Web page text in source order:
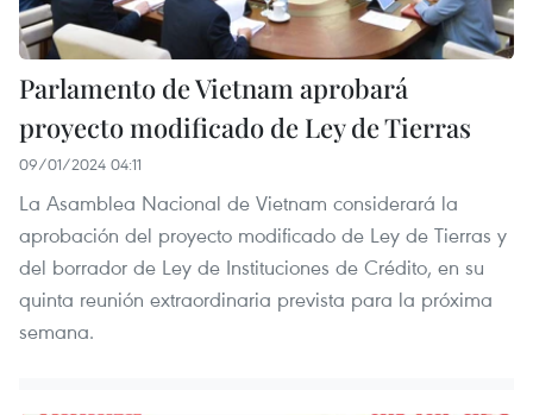
Parlamento de Vietnam aprobará
proyecto modificado de Ley de Tierras
09/01/2024 04:11
La Asamblea Nacional de Vietnam considerará la
aprobación del proyecto modificado de Ley de Tierras y
del borrador de Ley de Instituciones de Crédito, en su
quinta reunión extraordinaria prevista para la próxima
semana.